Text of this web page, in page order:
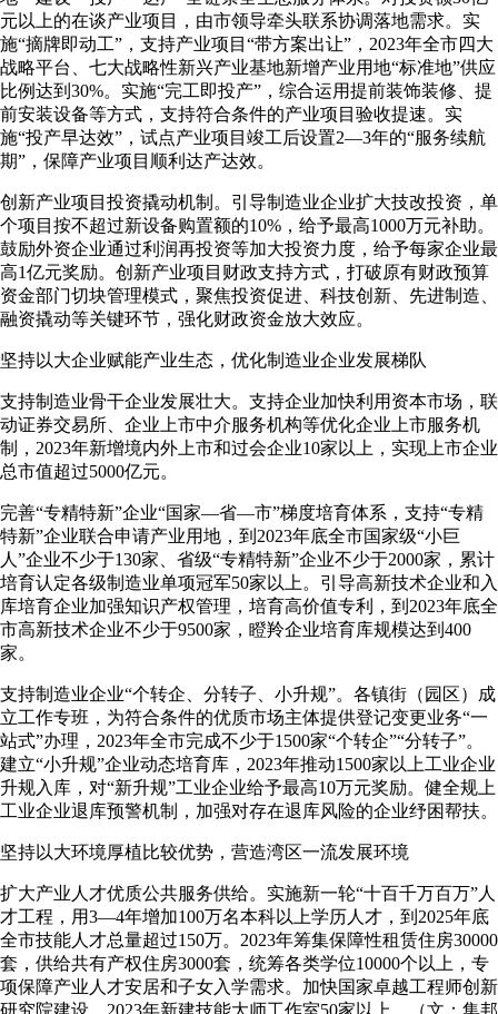
元以上的在谈产业项目，由市领导牵头联系协调落地需求。实
施“摘牌即动工”，支持产业项目“带方案出让”，2023年全市四大
战略平台、七大战略性新兴产业基地新增产业用地“标准地”供应
比例达到30%。实施“完工即投产”，综合运用提前装饰装修、提
前安装设备等方式，支持符合条件的产业项目验收提速。实
施“投产早达效”，试点产业项目竣工后设置2—3年的“服务续航
期”，保障产业项目顺利达产达效。
创新产业项目投资撬动机制。引导制造业企业扩大技改投资，单
个项目按不超过新设备购置额的10%，给予最高1000万元补助。
鼓励外资企业通过利润再投资等加大投资力度，给予每家企业最
高1亿元奖励。创新产业项目财政支持方式，打破原有财政预算
资金部门切块管理模式，聚焦投资促进、科技创新、先进制造、
融资撬动等关键环节，强化财政资金放大效应。
坚持以大企业赋能产业生态，优化制造业企业发展梯队
支持制造业骨干企业发展壮大。支持企业加快利用资本市场，联
动证券交易所、企业上市中介服务机构等优化企业上市服务机
制，2023年新增境内外上市和过会企业10家以上，实现上市企业
总市值超过5000亿元。
完善“专精特新”企业“国家—省—市”梯度培育体系，支持“专精
特新”企业联合申请产业用地，到2023年底全市国家级“小巨
人”企业不少于130家、省级“专精特新”企业不少于2000家，累计
培育认定各级制造业单项冠军50家以上。引导高新技术企业和入
库培育企业加强知识产权管理，培育高价值专利，到2023年底全
市高新技术企业不少于9500家，瞪羚企业培育库规模达到400
家。
支持制造业企业“个转企、分转子、小升规”。各镇街（园区）成
立工作专班，为符合条件的优质市场主体提供登记变更业务“一
站式”办理，2023年全市完成不少于1500家“个转企”“分转子”。
建立“小升规”企业动态培育库，2023年推动1500家以上工业企业
升规入库，对“新升规”工业企业给予最高10万元奖励。健全规上
工业企业退库预警机制，加强对存在退库风险的企业纾困帮扶。
坚持以大环境厚植比较优势，营造湾区一流发展环境
扩大产业人才优质公共服务供给。实施新一轮“十百千万百万”人
才工程，用3—4年增加100万名本科以上学历人才，到2025年底
全市技能人才总量超过150万。2023年筹集保障性租赁住房30000
套，供给共有产权住房3000套，统筹各类学位10000个以上，专
项保障产业人才安居和子女入学需求。加快国家卓越工程师创新
研究院建设，2023年新建技能大师工作室50家以上。（文：集邦